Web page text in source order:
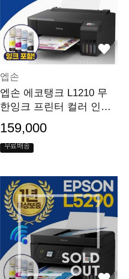
엡손
엡손 에코탱크 L1210 무
한잉크 프린터 컬러 인쇄
159,000
무료배송